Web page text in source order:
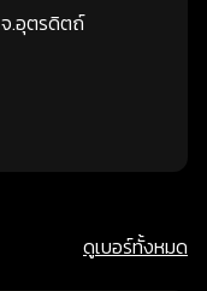
.อุตรดิตถ์
ดูเบอร์ทั้งหมด